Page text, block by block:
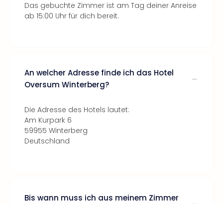
Das gebuchte Zimmer ist am Tag deiner Anreise
ab 15:00 Uhr für dich bereit.
An welcher Adresse finde ich das Hotel
Oversum Winterberg?
Die Adresse des Hotels lautet:
Am Kurpark 6
59955 Winterberg
Deutschland
Bis wann muss ich aus meinem Zimmer